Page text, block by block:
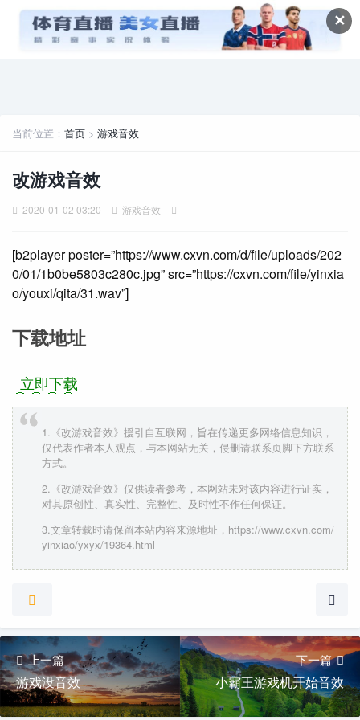
✕
当前位置： 首页 > 游戏音效
改游戏音效
2020-01-02 03:20 游戏音效
[b2player poster=”https://www.cxvn.com/d/file/uploads/202
0/01/1b0be5803c280c.jpg” src=”https://cxvn.com/file/yinxia
o/youxi/qita/31.wav”]
下载地址
立即下载
1.《改游戏音效》援引自互联网，旨在传递更多网络信息知识，
仅代表作者本人观点，与本网站无关，侵删请联系页脚下方联系
方式。
2.《改游戏音效》仅供读者参考，本网站未对该内容进行证实，
对其原创性、真实性、完整性、及时性不作任何保证。
3.文章转载时请保留本站内容来源地址，https://www.cxvn.com/
yinxiao/yxyx/19364.html
上一篇
游戏没音效
下一篇
小霸王游戏机开始音效